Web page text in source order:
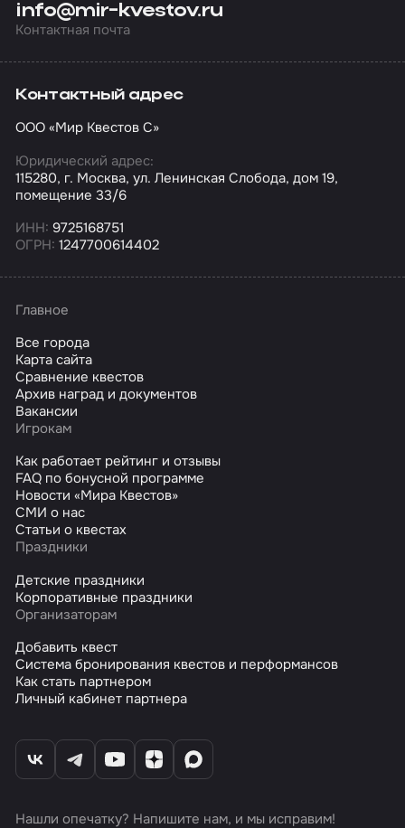
info@mir-kvestov.ru
Контактная почта
Контактный адрес
ООО «Мир Квестов С»
Юридический адрес:
115280, г. Москва, ул. Ленинская Слобода, дом 19,
помещение 33/6
ИНН: 9725168751
ОГРН: 1247700614402
Главное
Все города
Карта сайта
Сравнение квестов
Архив наград и документов
Вакансии
Игрокам
Как работает рейтинг и отзывы
FAQ по бонусной программе
Новости «Мира Квестов»
СМИ о нас
Статьи о квестах
Праздники
Детские праздники
Корпоративные праздники
Организаторам
Добавить квест
Система бронирования квестов и перформансов
Как стать партнером
Личный кабинет партнера
Нашли опечатку? Напишите нам, и мы исправим!